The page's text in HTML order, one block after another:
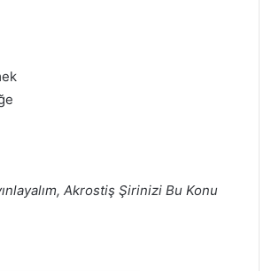
Akrostiş Şirinizi Bu Konu